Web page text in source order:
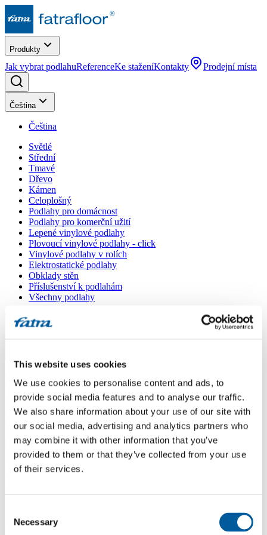
This website uses cookies
We use cookies to personalise content and ads, to
provide social media features and to analyse our traffic.
We also share information about your use of our site with
our social media, advertising and analytics partners who
may combine it with other information that you’ve
provided to them or that they’ve collected from your use
of their services.
Selection
Necessary
Produkty
Jak vybrat podlahuReferenceKe staženíKontakty Prodejní místa
Čeština
Čeština
Světlé
Střední
Tmavé
Dřevo
Kámen
Celoplošný
Podlahy pro domácnost
Podlahy pro komerční užití
Lepené vinylové podlahy
Plovoucí vinylové podlahy - click
Vinylové podlahy v rolích
Elektrostatické podlahy
Obklady stěn
Příslušenství k podlahám
Všechny podlahy
Menu
Domů/
Dotazy/
parny čistič
Dotaz
Dobrý deň, máme vcelom dome položenú podlahu thermofix. Je
Dobrý den, ano je to možné, nevidím v tom problém, jen udržujte